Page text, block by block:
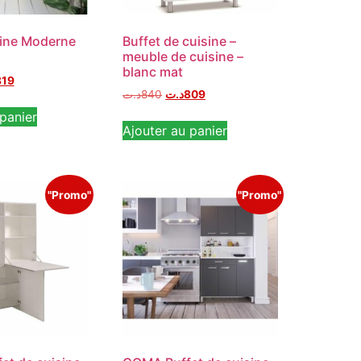
Moderne
Buffet de cuisine –
meuble de cuisine –
blanc mat
840د.ت 809د.ت
Ajouter au panier
"Promo" "Promo"